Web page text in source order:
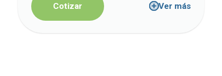
Cotizar Ver más